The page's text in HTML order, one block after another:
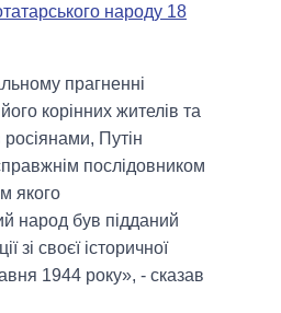
народу 18
прагненні
корінних жителів та
росіянами, Путін
послідовником
якого
народ був підданий
зі своєї історичної
1944 року», - сказав